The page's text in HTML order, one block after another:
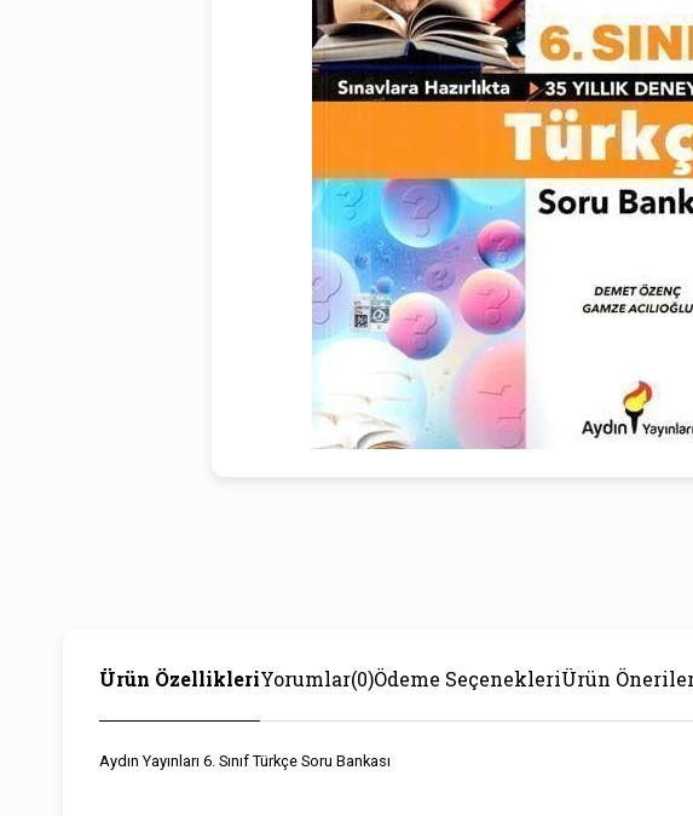
Ürün ÖzellikleriYorumlar(0)Ödeme SeçenekleriÜrün
Aydın Yayınları 6. Sınıf Türkçe Soru Bankası